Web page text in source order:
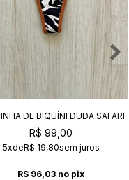
DE BIQUÍNI DUDA SAFARI
R$ 99,00
5xdeR$ 19,80sem juros
R$ 96,03 no pix